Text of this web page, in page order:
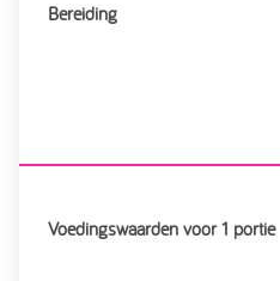
Bereiding
Voedingswaarden voor 1 portie